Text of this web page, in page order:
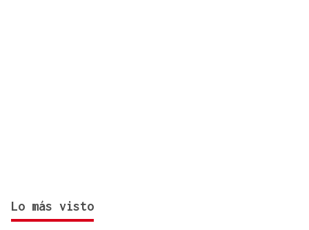
Lo más visto